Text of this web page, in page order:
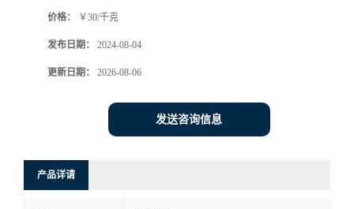
价格： ￥30/千克
发布日期： 2024-08-04
更新日期： 2026-08-06
发送咨询信息
产品详请